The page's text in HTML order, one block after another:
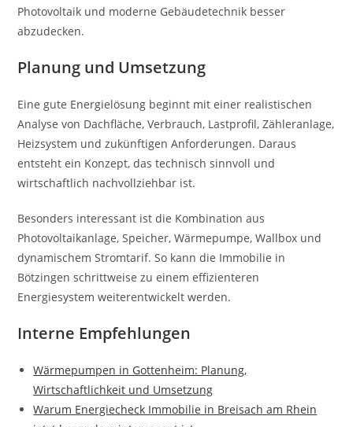
Photovoltaik und moderne Gebäudetechnik besser
abzudecken.
Planung und Umsetzung
Eine gute Energielösung beginnt mit einer realistischen
Analyse von Dachfläche, Verbrauch, Lastprofil, Zähleranlage,
Heizsystem und zukünftigen Anforderungen. Daraus
entsteht ein Konzept, das technisch sinnvoll und
wirtschaftlich nachvollziehbar ist.
Besonders interessant ist die Kombination aus
Photovoltaikanlage, Speicher, Wärmepumpe, Wallbox und
dynamischem Stromtarif. So kann die Immobilie in
Bötzingen schrittweise zu einem effizienteren
Energiesystem weiterentwickelt werden.
Interne Empfehlungen
Wärmepumpen in Gottenheim: Planung,
Wirtschaftlichkeit und Umsetzung
Warum Energiecheck Immobilie in Breisach am Rhein